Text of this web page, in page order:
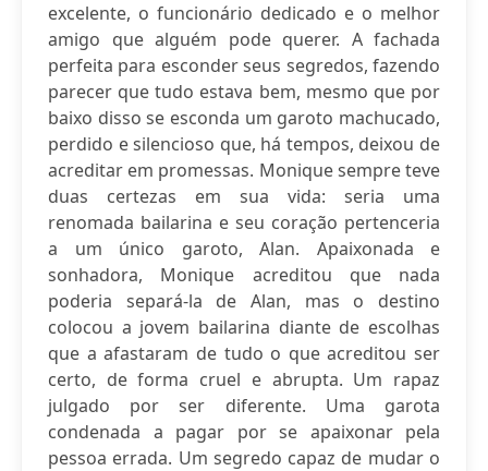
excelente, o funcionário dedicado e o melhor
amigo que alguém pode querer. A fachada
perfeita para esconder seus segredos, fazendo
parecer que tudo estava bem, mesmo que por
baixo disso se esconda um garoto machucado,
perdido e silencioso que, há tempos, deixou de
acreditar em promessas. Monique sempre teve
duas certezas em sua vida: seria uma
renomada bailarina e seu coração pertenceria
a um único garoto, Alan. Apaixonada e
sonhadora, Monique acreditou que nada
poderia separá-la de Alan, mas o destino
colocou a jovem bailarina diante de escolhas
que a afastaram de tudo o que acreditou ser
certo, de forma cruel e abrupta. Um rapaz
julgado por ser diferente. Uma garota
condenada a pagar por se apaixonar pela
pessoa errada. Um segredo capaz de mudar o